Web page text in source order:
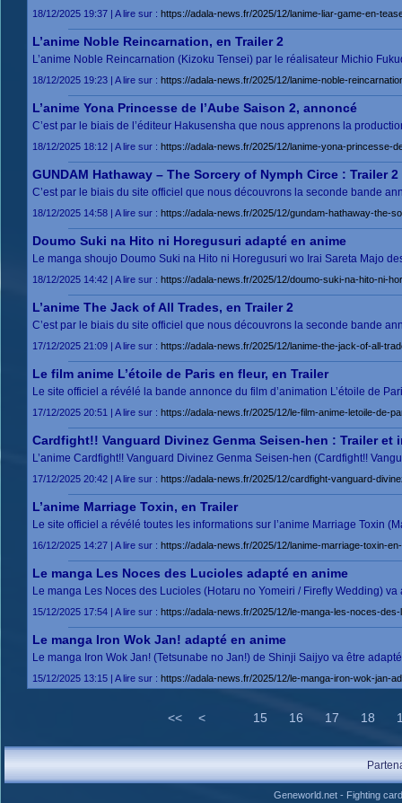
18/12/2025 19:37 | A lire sur : https://adala-news.fr/2025/12/lanime-liar-game-en-
L’anime Noble Reincarnation, en Trailer 2
L’anime Noble Reincarnation (Kizoku Tensei) par le réalisateur Michio
18/12/2025 19:23 | A lire sur : https://adala-news.fr/2025/12/lanime-noble-
L’anime Yona Princesse de l’Aube Saison 2, annoncé
C’est par le biais de l’éditeur Hakusensha que nous apprenons la
18/12/2025 18:12 | A lire sur : https://adala-news.fr/2025/12/lanime-yona-princesse-
GUNDAM Hathaway – The Sorcery of Nymph Circe : Trailer
C’est par le biais du site officiel que nous découvrons la seconde bande
18/12/2025 14:58 | A lire sur : https://adala-news.fr/2025/12/gundam-hathaway-the-
Doumo Suki na Hito ni Horegusuri adapté en anime
Le manga shoujo Doumo Suki na Hito ni Horegusuri wo Irai Sareta Majo
18/12/2025 14:42 | A lire sur : https://adala-news.fr/2025/12/doumo-suki-na-hito-ni-
L’anime The Jack of All Trades, en Trailer 2
C’est par le biais du site officiel que nous découvrons la seconde bande
17/12/2025 21:09 | A lire sur : https://adala-news.fr/2025/12/lanime-the-jack-of-all-
Le film anime L’étoile de Paris en fleur, en Trailer
Le site officiel a révélé la bande annonce du film d’animation L’étoile de
17/12/2025 20:51 | A lire sur : https://adala-news.fr/2025/12/le-film-anime-letoile-de-
Cardfight!! Vanguard Divinez Genma Seisen-hen : Trailer et
L’anime Cardfight!! Vanguard Divinez Genma Seisen-hen (Cardfight!!
17/12/2025 20:42 | A lire sur : https://adala-news.fr/2025/12/cardfight-vanguard-
L’anime Marriage Toxin, en Trailer
Le site officiel a révélé toutes les informations sur l’anime Marriage Toxin
16/12/2025 14:27 | A lire sur : https://adala-news.fr/2025/12/lanime-marriage-toxin-
Le manga Les Noces des Lucioles adapté en anime
Le manga Les Noces des Lucioles (Hotaru no Yomeiri / Firefly Wedding)
15/12/2025 17:54 | A lire sur : https://adala-news.fr/2025/12/le-manga-les-noces-
Le manga Iron Wok Jan! adapté en anime
Le manga Iron Wok Jan! (Tetsunabe no Jan!) de Shinji Saijyo va être
15/12/2025 13:15 | A lire sur : https://adala-news.fr/2025/12/le-manga-iron-wok-jan-
<< < 15 16 17 18
Geneworld.net- Fighting